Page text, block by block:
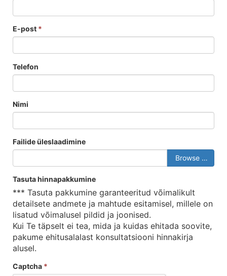
E-post *
Telefon
Nimi
Failide üleslaadimine
Browse …
Tasuta hinnapakkumine
*** Tasuta pakkumine garanteeritud võimalikult
detailsete andmete ja mahtude esitamisel, millele on
lisatud võimalusel pildid ja joonised.
Kui Te täpselt ei tea, mida ja kuidas ehitada soovite,
pakume ehitusalalast konsultatsiooni hinnakirja
alusel.
Captcha *